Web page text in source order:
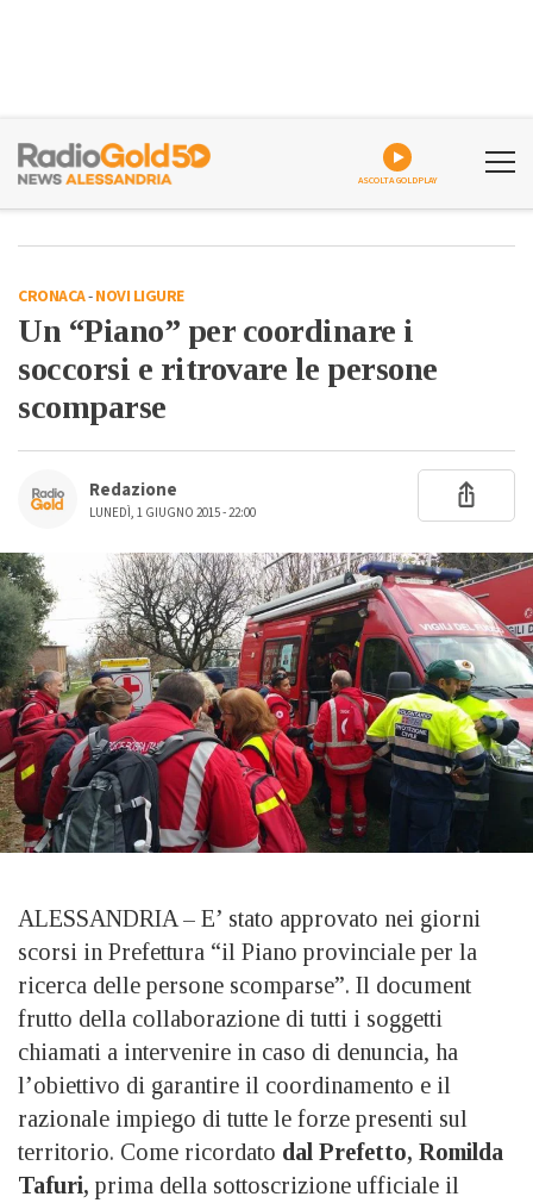
ASCOLTA GOLDPLAY
CRONACA-NOVI LIGURE
Un “Piano” per coordinare i
soccorsi e ritrovare le persone
scomparse
Redazione
LUNEDÌ, 1 GIUGNO 2015 - 22:00
ALESSANDRIA – E’ stato approvato nei giorni
scorsi in Prefettura “il Piano provinciale per la
ricerca delle persone scomparse”. Il document
frutto della collaborazione di tutti i soggetti
chiamati a intervenire in caso di denuncia, ha
l’obiettivo di garantire il coordinamento e il
razionale impiego di tutte le forze presenti sul
territorio. Come ricordato dal Prefetto, Romilda
Tafuri, prima della sottoscrizione ufficiale il